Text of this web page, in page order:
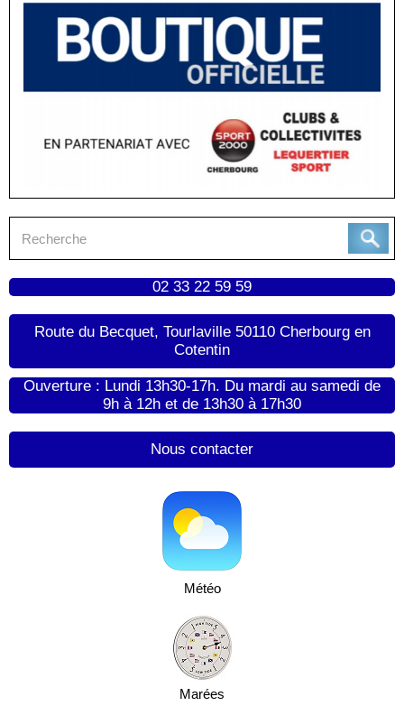
02 33 22 59 59
Route du Becquet, Tourlaville 50110 Cherbourg en
Cotentin
Ouverture : Lundi 13h30-17h. Du mardi au samedi de
9h à 12h et de 13h30 à 17h30
Nous contacter
Météo
Marées